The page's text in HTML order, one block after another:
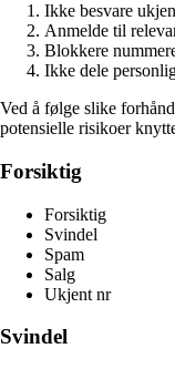
Ikke besvare
Anmelde til
Blokkere
Ikke dele
Ved å følge slike
potensielle risikoer
Forsiktig
Forsiktig
Svindel
Spam
Salg
Ukjent nr
Svindel